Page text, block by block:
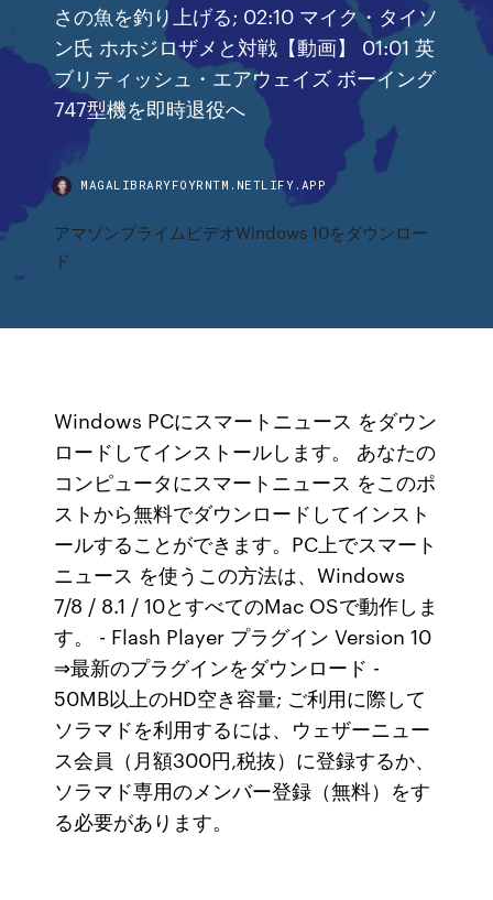
さの魚を釣り上げる; 02:10 マイク・タイソ
ン氏 ホホジロザメと対戦【動画】 01:01 英
ブリティッシュ・エアウェイズ ボーイング
747型機を即時退役へ
MAGALIBRARYFOYRNTM.NETLIFY.APP
アマゾンプライムビデオWindows 10をダウンロー
ド
Windows PCにスマートニュース をダウン
ロードしてインストールします。 あなたの
コンピュータにスマートニュース をこのポ
ストから無料でダウンロードしてインスト
ールすることができます。PC上でスマート
ニュース を使うこの方法は、Windows
7/8 / 8.1 / 10とすべてのMac OSで動作しま
す。 - Flash Player プラグイン Version 10
⇒最新のプラグインをダウンロード -
50MB以上のHD空き容量; ご利用に際して
ソラマドを利用するには、ウェザーニュー
ス会員（月額300円,税抜）に登録するか、
ソラマド専用のメンバー登録（無料）をす
る必要があります。